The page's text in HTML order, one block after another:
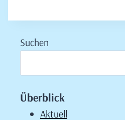
Suchen
Überblick
Aktuell